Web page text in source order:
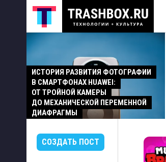
ИСТОРИЯ РАЗВИТИЯ ФОТОГРАФИИ
В СМАРТФОНАХ HUAWEI:
ОТ ТРОЙНОЙ КАМЕРЫ
ДО МЕХАНИЧЕСКОЙ ПЕРЕМЕННОЙ
ДИАФРАГМЫ
СОЗДАТЬ ПОСТ